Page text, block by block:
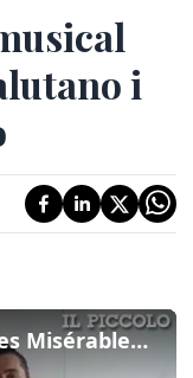
i
I protagonisti del musical "Les Misérables" salutano i lettori de Il Piccolo